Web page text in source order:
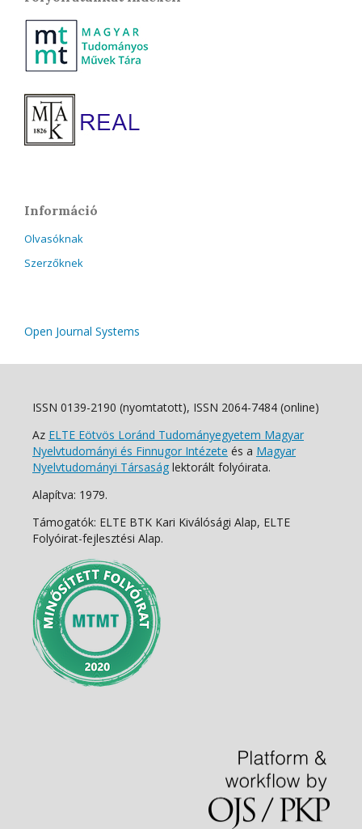
Információ
Olvasóknak
Szerzőknek
Open Journal Systems
ISSN 0139-2190 (nyomtatott), ISSN 2064-7484 (online)
Az ELTE Eötvös Loránd Tudományegyetem Magyar
Nyelvtudományi és Finnugor Intézete és a Magyar
Nyelvtudományi Társaság lektorált folyóirata.
Alapítva: 1979.
Támogatók: ELTE BTK Kari Kiválósági Alap, ELTE
Folyóirat-fejlesztési Alap.